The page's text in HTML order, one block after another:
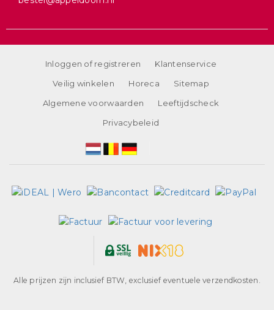
Inloggen of registreren
Klantenservice
Veilig winkelen
Horeca
Sitemap
Algemene voorwaarden
Leeftijdscheck
Privacybeleid
Alle prijzen zijn inclusief BTW, exclusief eventuele verzendkosten.